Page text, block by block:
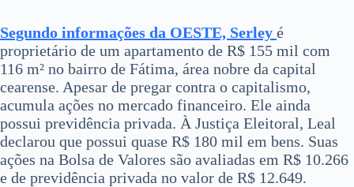
Segundo informações da OESTE, Serley é
proprietário de um apartamento de R$ 155 mil com
116 m² no bairro de Fátima, área nobre da capital
cearense. Apesar de pregar contra o capitalismo,
acumula ações no mercado financeiro. Ele ainda
possui previdência privada. À Justiça Eleitoral, Leal
declarou que possui quase R$ 180 mil em bens. Suas
ações na Bolsa de Valores são avaliadas em R$ 10.266
e de previdência privada no valor de R$ 12.649.